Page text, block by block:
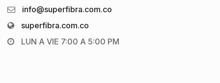
info@superfibra.com.co
superfibra.com.co
LUN A VIE 7:00 A 5:00 PM